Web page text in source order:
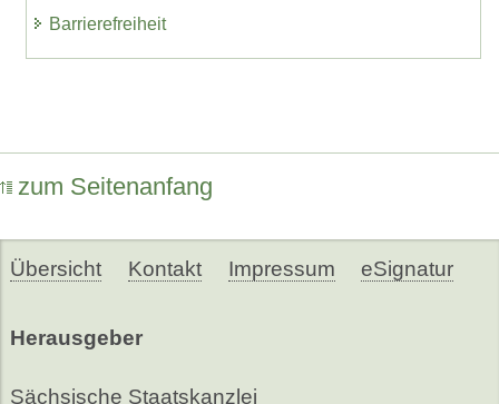
Barrierefreiheit
zum Seitenanfang
Übersicht Kontakt Impressum eSignatur
Herausgeber
Sächsische Staatskanzlei